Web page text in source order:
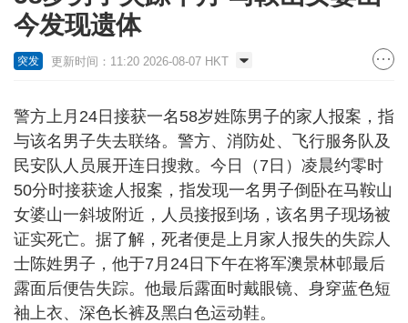
今发现遗体
突发 更新时间：11:20 2026-08-07 HKT
警方上月24日接获一名58岁姓陈男子的家人报案，指
与该名男子失去联络。警方、消防处、飞行服务队及
民安队人员展开连日搜救。今日（7日）凌晨约零时
50分时接获途人报案，指发现一名男子倒卧在马鞍山
女婆山一斜坡附近，人员接报到场，该名男子现场被
证实死亡。据了解，死者便是上月家人报失的失踪人
士陈姓男子，他于7月24日下午在将军澳景林邨最后
露面后便告失踪。他最后露面时戴眼镜、身穿蓝色短
袖上衣、深色长裤及黑白色运动鞋。